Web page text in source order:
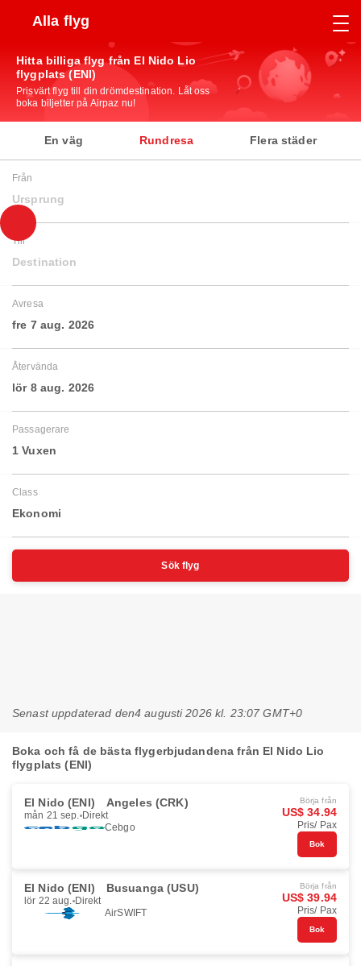
Alla flyg
Hitta billiga flyg från El Nido Lio
flygplats (ENI)
Prisvärt flyg till din drömdestination. Låt oss
boka biljetter på Airpaz nu!
En väg Rundresa Flera städer
Från
Ursprung
Till
Destination
Avresa
fre 7 aug. 2026
Återvända
lör 8 aug. 2026
Passagerare
1 Vuxen
Class
Ekonomi
Sök flyg
Senast uppdaterad den4 augusti 2026 kl. 23:07 GMT+0
Boka och få de bästa flygerbjudandena från El Nido Lio
flygplats (ENI)
El Nido (ENI) Angeles (CRK)
mån 21 sep. Direkt
Cebgo
Börja från
US$ 34.94
Pris/ Pax
Bok
El Nido (ENI) Busuanga (USU)
lör 22 aug. Direkt
AirSWIFT
Börja från
US$ 39.94
Pris/ Pax
Bok